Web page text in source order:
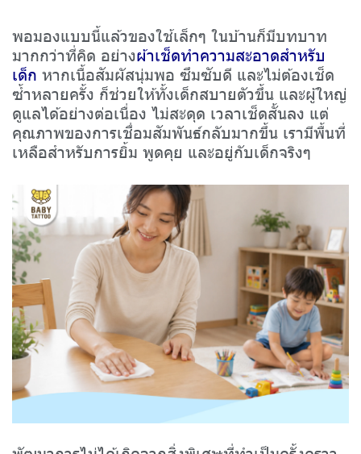
พอมองแบบนี้แล้วของใช้เล็กๆ ในบ้านก็มีบทบาท
มากกว่าที่คิด อย่างผ้าเช็ดทำความสะอาดสำหรับ
เด็ก หากเนื้อสัมผัสนุ่มพอ ซึมซับดี และไม่ต้องเช็ด
ซ้ำหลายครั้ง ก็ช่วยให้ทั้งเด็กสบายตัวขึ้น และผู้ใหญ่
ดูแลได้อย่างต่อเนื่อง ไม่สะดุด เวลาเช็ดสั้นลง แต่
คุณภาพของการเชื่อมสัมพันธ์กลับมากขึ้น เรามีพื้นที่
เหลือสำหรับการยิ้ม พูดคุย และอยู่กับเด็กจริงๆ